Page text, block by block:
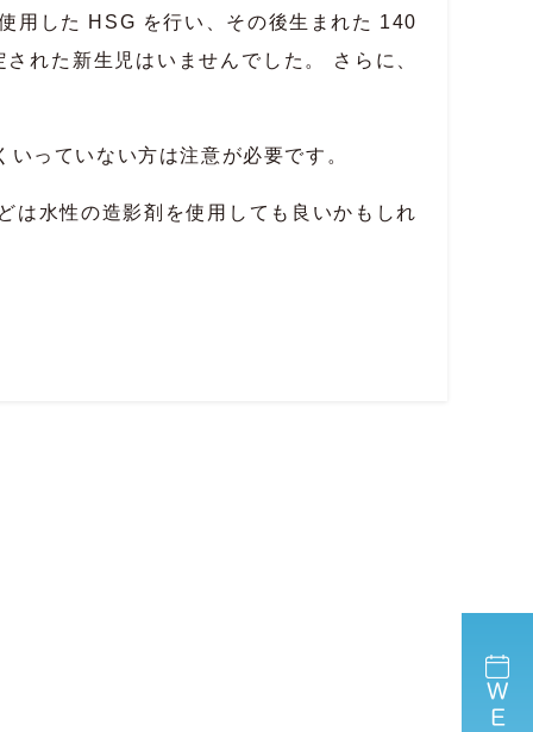
した HSG を行い、その後生まれた 140
れた新生児はいませんでした。 さらに、
っていない方は注意が必要です。
は水性の造影剤を使用しても良いかもしれ